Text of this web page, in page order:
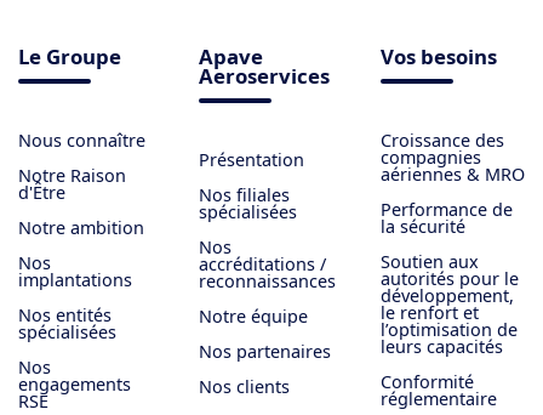
Le Groupe
Nous connaître
Notre Raison
d'Être
Notre ambition
Nos
implantations
Nos entités
spécialisées
Nos
engagements
RSE
Apave
Aeroservices
Présentation
Nos filiales
spécialisées
Nos
accréditations /
reconnaissances
Notre équipe
Nos partenaires
Nos clients
Vos besoins
Croissance des
compagnies
aériennes & MRO
Performance de
la sécurité
Soutien aux
autorités pour le
développement,
le renfort et
l’optimisation de
leurs capacités
Conformité
réglementaire